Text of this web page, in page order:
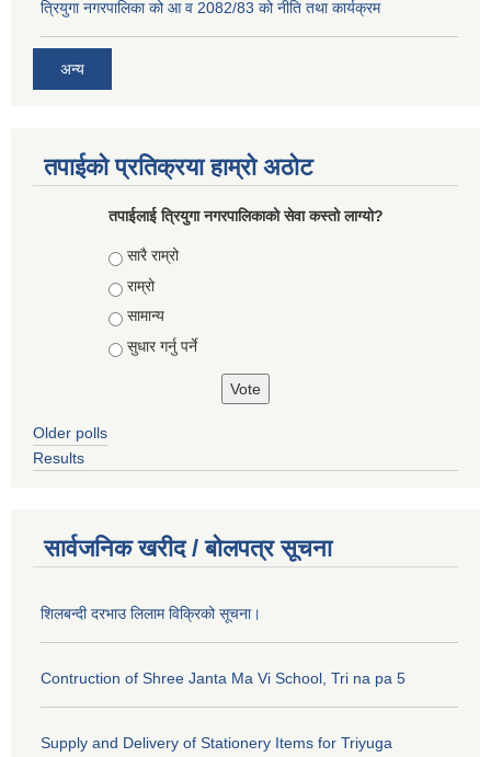
त्रियुगा नगरपालिका को आ व 2082/83 को नीति तथा कार्यक्रम
अन्य
तपाईको प्रतिक्रया हाम्रो अठोट
तपाईलाई त्रियुगा नगरपालिकाको सेवा कस्तो लाग्यो?
Choices
सारै राम्रो
राम्रो
सामान्य
सुधार गर्नु पर्ने
Older polls
Results
सार्वजनिक खरीद / बोलपत्र सूचना
शिलबन्दी दरभाउ लिलाम विक्रिको सूचना।
Contruction of Shree Janta Ma Vi School, Tri na pa 5
Supply and Delivery of Stationery Items for Triyuga